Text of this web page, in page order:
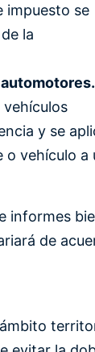
impuesto se
la
vehículos
y se
o vehículo a
informes
de